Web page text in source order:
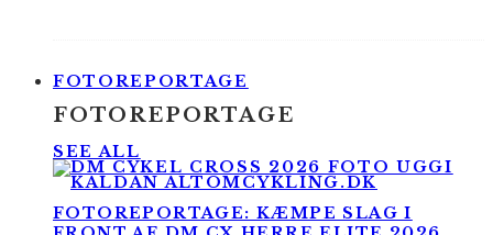
FOTOREPORTAGE
FOTOREPORTAGE
SEE ALL
FOTOREPORTAGE: KÆMPE SLAG I